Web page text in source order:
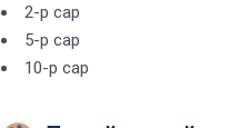
2-р сар
5-р сар
10-р сар